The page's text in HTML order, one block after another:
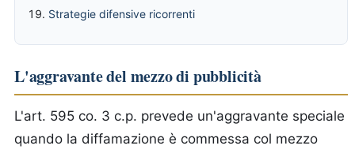
Strategie difensive ricorrenti
L'aggravante del mezzo di pubblicità
L'art. 595 co. 3 c.p. prevede un'aggravante speciale
quando la diffamazione è commessa col mezzo